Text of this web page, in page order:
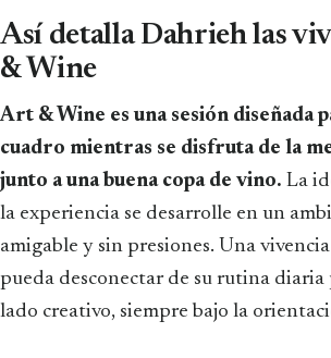
Así detalla Dahrieh las
& Wine
Art & Wine es una sesión diseñada
cuadro mientras se disfruta de la
junto a una buena copa de vino. La
la experiencia se desarrolle en un
amigable y sin presiones. Una
pueda desconectar de su rutina diaria
lado creativo, siempre bajo la